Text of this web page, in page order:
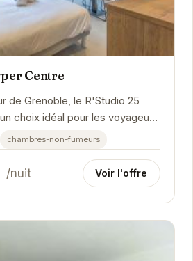
Centre
de Grenoble, le R'Studio 25
choix idéal pour les voyageurs
la ville. Proche des...
chambres-non-fumeurs
/nuit Voir l'offre